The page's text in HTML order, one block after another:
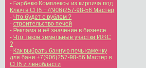
- Барбекю Комплексы из кирпича под
Ключ в СПб +7(906)257-98-56 Мастер
- Что будет с рублем ?
- строительство печей
- Реклама и её значение в бизнесе
- Что такое земельные участки ИЖС
?
- Как выбрать банную печь каменку
для бани +7(906)257-98-56 Мастер в
СПб и ленобласти